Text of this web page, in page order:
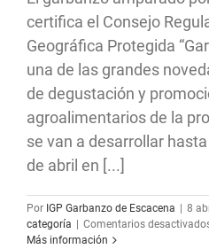
certifica el Consejo
Geográfica Protegida
una de las grandes
de degustación y
agroalimentarios de la
se van a desarrollar
de abril en [...]
Por IGP Garbanzo de Escacena | 8
categoría | Comentarios
Más información